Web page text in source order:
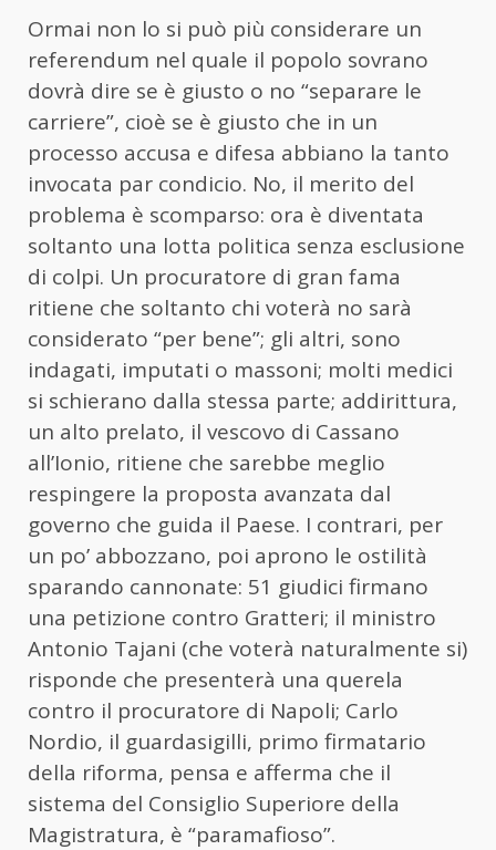
Ormai non lo si può più considerare un
referendum nel quale il popolo sovrano
dovrà dire se è giusto o no “separare le
carriere”, cioè se è giusto che in un
processo accusa e difesa abbiano la tanto
invocata par condicio. No, il merito del
problema è scomparso: ora è diventata
soltanto una lotta politica senza esclusione
di colpi. Un procuratore di gran fama
ritiene che soltanto chi voterà no sarà
considerato “per bene”; gli altri, sono
indagati, imputati o massoni; molti medici
si schierano dalla stessa parte; addirittura,
un alto prelato, il vescovo di Cassano
all’Ionio, ritiene che sarebbe meglio
respingere la proposta avanzata dal
governo che guida il Paese. I contrari, per
un po’ abbozzano, poi aprono le ostilità
sparando cannonate: 51 giudici firmano
una petizione contro Gratteri; il ministro
Antonio Tajani (che voterà naturalmente si)
risponde che presenterà una querela
contro il procuratore di Napoli; Carlo
Nordio, il guardasigilli, primo firmatario
della riforma, pensa e afferma che il
sistema del Consiglio Superiore della
Magistratura, è “paramafioso”.